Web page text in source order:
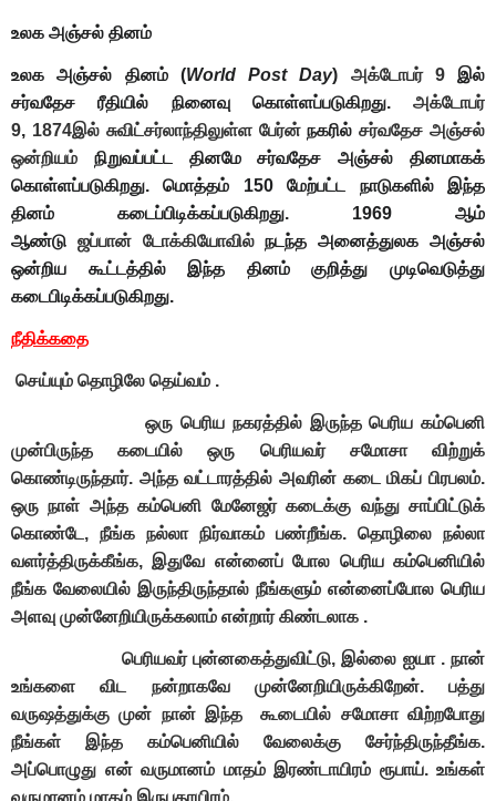
உலக அஞ்சல் தினம்
உலக அஞ்சல் தினம்(World Post Day) அக்டோபர் 9இல்
சர்வதேச ரீதியில் நினைவு கொள்ளப்படுகிறது.
அக்டோபர்
9, 1874இல் சுவிட்சர்லாந்திலுள்ள பேர்ன்நகரில்சர்வதேச அஞ்சல்
ஒன்றியம் நிறுவப்பட்ட தினமே சர்வதேச அஞ்சல் தினமாகக்
கொள்ளப்படுகிறது. மொத்தம் 150 மேற்பட்ட நாடுகளில் இந்த
தினம் கடைப்பிடிக்கப்படுகிறது. 1969 ஆம்
ஆண்டு ஜப்பான் டோக்கியோவில்நடந்த அனைத்துலக அஞ்சல்
ஒன்றிய கூட்டத்தில் இந்த தினம் குறித்து முடிவெடுத்து
கடைபிடிக்கப்படுகிறது.
நீதிக்கதை
செய்யும் தொழிலே தெய்வம் .
ஒரு பெரிய நகரத்தில் இருந்த பெரிய கம்பெனி
முன்பிருந்த கடையில் ஒரு பெரியவர் சமோசா விற்றுக்
கொண்டிருந்தார். அந்த வட்டாரத்தில் அவரின் கடை மிகப் பிரபலம்.
ஒரு நாள் அந்த கம்பெனி மேனேஜர் கடைக்கு வந்து சாப்பிட்டுக்
கொண்டே, நீங்க நல்லா நிர்வாகம் பண்றீங்க. தொழிலை நல்லா
வளர்த்திருக்கீங்க, இதுவே என்னைப் போல பெரிய கம்பெனியில்
நீங்க வேலையில் இருந்திருந்தால் நீங்களும் என்னைப்போல பெரிய
அளவு முன்னேறியிருக்கலாம் என்றார் கிண்டலாக .
பெரியவர் புன்னகைத்துவிட்டு, இல்லை ஐயா . நான்
உங்களை விட நன்றாகவே முன்னேறியிருக்கிறேன். பத்து
வருஷத்துக்கு முன் நான் இந்த கூடையில் சமோசா விற்றபோது
நீங்கள் இந்த கம்பெனியில் வேலைக்கு சேர்ந்திருந்தீங்க.
அப்பொழுது என் வருமானம் மாதம் இரண்டாயிரம் ரூபாய். உங்கள்